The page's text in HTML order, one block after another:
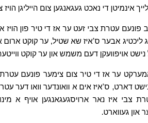
אינמיטן די נאכט געגאנגען צום הייליגן
פונעם עטרת צבי זעט ער אז די טיר פון
ליכטיג אבער ס’איז שא שטיל, ער קוקט
אויפוועקן דעם משמש און ער קוקט
ער אז די טיר צום צימער פונעם עטרת
דארט, ס’איז אים א וואונדער וואו דער
צבי איז נאר ארויסגעגאנגען אויף א
און געווארט.